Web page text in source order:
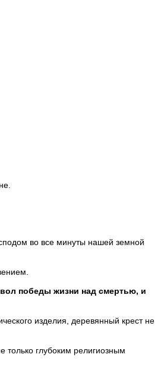
во все минуты нашей земной
победы жизни над смертью, и
изделия, деревянный крест не
только глубоким религиозным